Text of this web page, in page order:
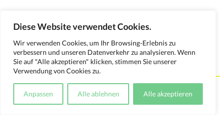
Diese Website verwendet Cookies.
Wir verwenden Cookies, um Ihr Browsing-Erlebnis zu
verbessern und unseren Datenverkehr zu analysieren. Wenn
Sie auf "Alle akzeptieren" klicken, stimmen Sie unserer
Verwendung von Cookies zu.
Anpassen Alle ablehnen Alle akzeptieren
Kontakt Impressum Datenschutzerklärung
Medienverwendungsnachweis